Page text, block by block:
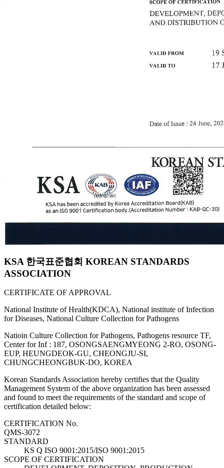
KSA 한국표준협회 KOREAN STANDARDS
ASSOCIATION
CERTIFICATE OF APPROVAL
National Institute of Health(KDCA), National institute of Infection
for Diseases, National Culture Collection for Pathogens
Natioin Culture Collection for Pathogens, Pathogens resource TF,
Center for Inf : 187, OSONGSAENGMYEONG 2-RO, OSONG-
EUP, HEUNGDEOK-GU, CHEONGJU-SI,
CHUNGCHEONGBUK-DO, KOREA
Korean Standards Association hereby certifies that the Quality
Management System of the above organization has been assessed
and found to meet the requirements of the standard and scope of
certification detailed below:
CERTIFICATION No.
QMS-3072
STANDARD
KS Q ISO 9001:2015/ISO 9001:2015
SCOPE OF CERTIFICATION